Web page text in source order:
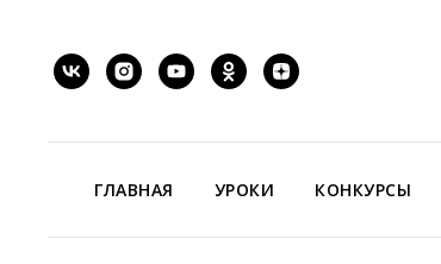
ГЛАВНАЯ УРОКИ КОНКУРСЫ